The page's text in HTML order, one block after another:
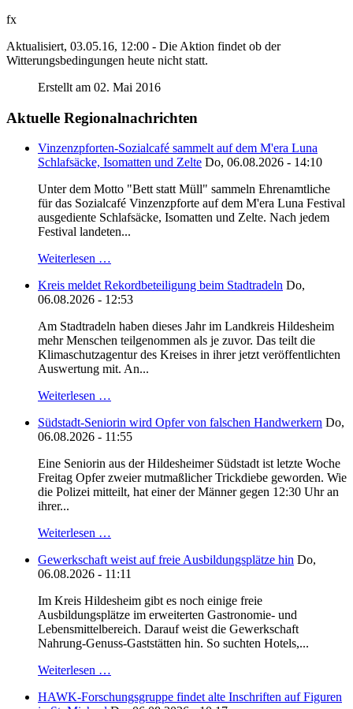
fx
Aktualisiert, 03.05.16, 12:00 - Die Aktion findet ob der
Witterungsbedingungen heute nicht statt.
Erstellt am 02. Mai 2016
Aktuelle Regionalnachrichten
Vinzenzpforten-Sozialcafé sammelt auf dem M'era Luna
Schlafsäcke, Isomatten und Zelte Do, 06.08.2026 - 14:10
Unter dem Motto "Bett statt Müll" sammeln Ehrenamtliche
für das Sozialcafé Vinzenzpforte auf dem M'era Luna Festival
ausgediente Schlafsäcke, Isomatten und Zelte. Nach jedem
Festival landeten...
Weiterlesen …
Kreis meldet Rekordbeteiligung beim Stadtradeln Do,
06.08.2026 - 12:53
Am Stadtradeln haben dieses Jahr im Landkreis Hildesheim
mehr Menschen teilgenommen als je zuvor. Das teilt die
Klimaschutzagentur des Kreises in ihrer jetzt veröffentlichten
Auswertung mit. An...
Weiterlesen …
Südstadt-Seniorin wird Opfer von falschen Handwerkern Do,
06.08.2026 - 11:55
Eine Seniorin aus der Hildesheimer Südstadt ist letzte Woche
Freitag Opfer zweier mutmaßlicher Trickdiebe geworden. Wie
die Polizei mitteilt, hat einer der Männer gegen 12:30 Uhr an
ihrer...
Weiterlesen …
Gewerkschaft weist auf freie Ausbildungsplätze hin Do,
06.08.2026 - 11:11
Im Kreis Hildesheim gibt es noch einige freie
Ausbildungsplätze im erweiterten Gastronomie- und
Lebensmittelbereich. Darauf weist die Gewerkschaft
Nahrung-Genuss-Gaststätten hin. So suchten Hotels,...
Weiterlesen …
HAWK-Forschungsgruppe findet alte Inschriften auf Figuren